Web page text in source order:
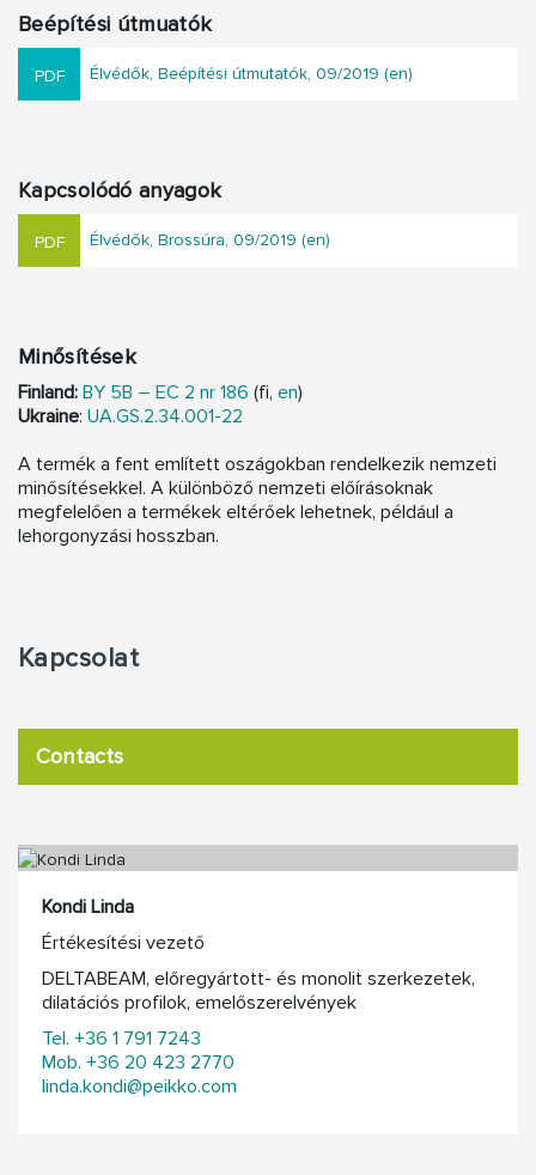
Beépítési útmuatók
Élvédők, Beépítési útmutatók, 09/2019 (en)
Kapcsolódó anyagok
Élvédők, Brossúra, 09/2019 (en)
Minősítések
Finland: BY 5B – EC 2 nr 186 (fi, en)
Ukraine: UA.GS.2.34.001-22
A termék a fent említett oszágokban rendelkezik nemzeti
minősítésekkel. A különböző nemzeti előírásoknak
megfelelően a termékek eltérőek lehetnek, például a
lehorgonyzási hosszban.
Kapcsolat
Contacts
Kondi Linda
Értékesítési vezető
DELTABEAM, előregyártott- és monolit szerkezetek,
dilatációs profilok, emelőszerelvények
Tel. +36 1 791 7243
Mob. +36 20 423 2770
linda.kondi@peikko.com